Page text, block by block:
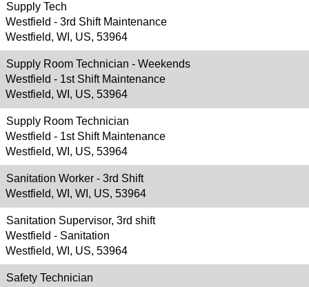
Supply Tech
Westfield - 3rd Shift Maintenance
Westfield, WI, US, 53964
Supply Room Technician - Weekends
Westfield - 1st Shift Maintenance
Westfield, WI, US, 53964
Supply Room Technician
Westfield - 1st Shift Maintenance
Westfield, WI, US, 53964
Sanitation Worker - 3rd Shift
Westfield, WI, WI, US, 53964
Sanitation Supervisor, 3rd shift
Westfield - Sanitation
Westfield, WI, US, 53964
Safety Technician